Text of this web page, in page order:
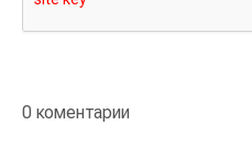
0 коментарии